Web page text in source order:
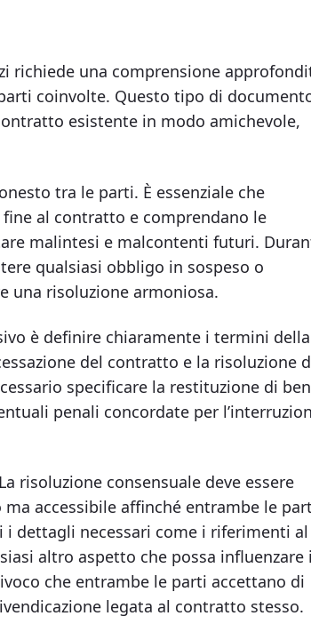
richiede una comprensione
coinvolte. Questo tipo di
esistente in modo amichevole,
tra le parti. È essenziale che
al contratto e comprendano le
malintesi e malcontenti futuri.
qualsiasi obbligo in sospeso o
una risoluzione armoniosa.
è definire chiaramente i termini della
del contratto e la risoluzione
specificare la restituzione di
penali concordate per
risoluzione consensuale deve essere
accessibile affinché entrambe le
dettagli necessari come i riferimenti al
altro aspetto che possa influenzare
che entrambe le parti accettano di
legata al contratto stesso.